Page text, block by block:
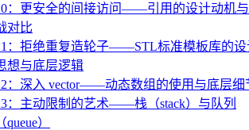
：更安全的间接访问——引用的设计动机
对比
：拒绝重复造轮子——STL标准模板库的设
想与底层逻辑
：深入 vector——动态数组的使用与底层细
：主动限制的艺术——栈（stack）与队列
（queue）